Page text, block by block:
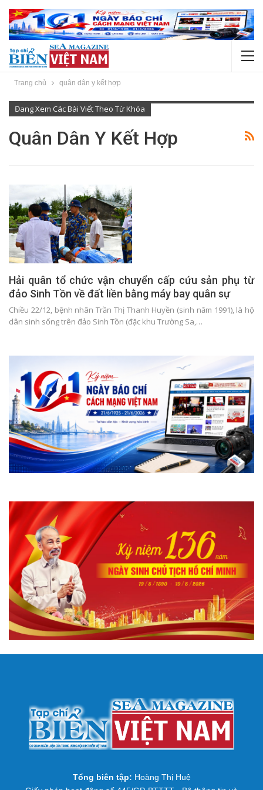
Trang chủ quân dân y kết hợp
Đang Xem Các Bài Viết Theo Từ Khóa
Quân Dân Y Kết Hợp
Hải quân tổ chức vận chuyển cấp cứu sản phụ từ
đảo Sinh Tồn về đất liền bằng máy bay quân sự
Chiều 22/12, bệnh nhân Trần Thị Thanh Huyền (sinh năm 1991), là hộ
dân sinh sống trên đảo Sinh Tồn (đặc khu Trường Sa,…
Tổng biên tập: Hoàng Thị Huệ